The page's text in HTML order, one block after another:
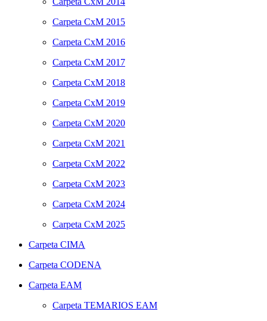
Carpeta CxM 2015
Carpeta CxM 2016
Carpeta CxM 2017
Carpeta CxM 2018
Carpeta CxM 2019
Carpeta CxM 2020
Carpeta CxM 2021
Carpeta CxM 2022
Carpeta CxM 2023
Carpeta CxM 2024
Carpeta CxM 2025
Carpeta CIMA
Carpeta CODENA
Carpeta EAM
Carpeta TEMARIOS EAM